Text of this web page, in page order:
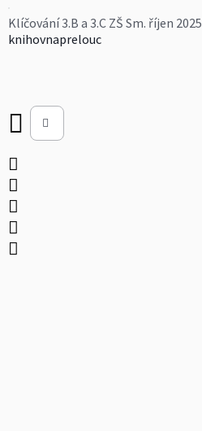
Klíčování 3.B a 3.C ZŠ Sm. říjen 2025
knihovnaprelouc